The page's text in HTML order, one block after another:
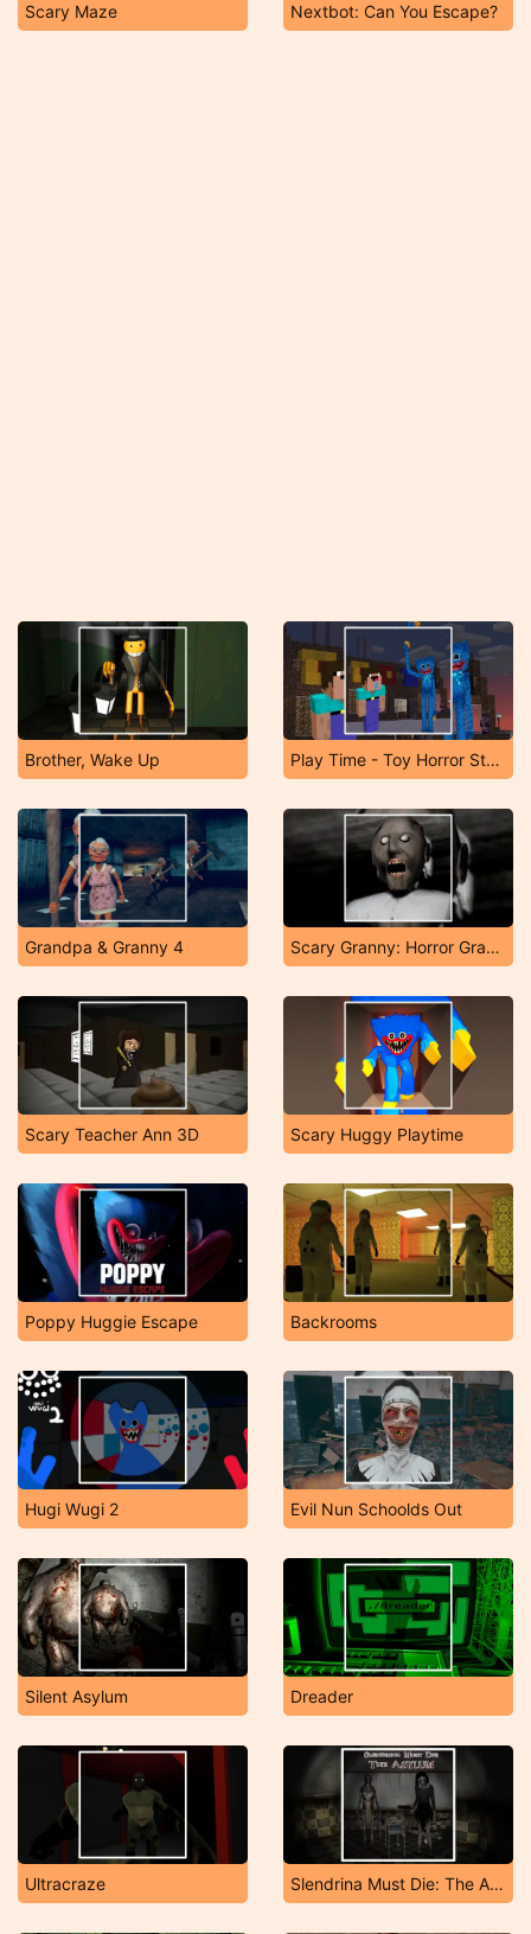
Scary Maze Nextbot: Can You Escape?
Brother, Wake Up Play Time - Toy Horror Store
Grandpa & Granny 4 Scary Granny: Horror Granny Games
Scary Teacher Ann 3D Scary Huggy Playtime
Poppy Huggie Escape Backrooms
Hugi Wugi 2 Evil Nun Schoolds Out
Silent Asylum Dreader
Ultracraze Slendrina Must Die: The Asylum